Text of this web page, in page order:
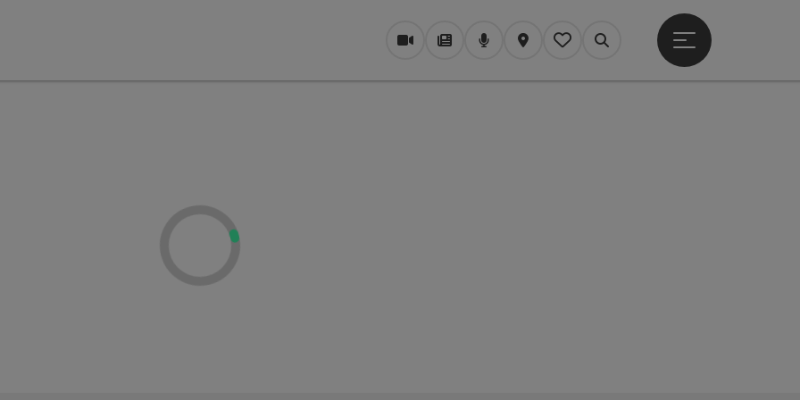
WebcamsMagazin/Blog
PodcastKarteMein Merkzettel
Suchen
Hauptmenü öffnen